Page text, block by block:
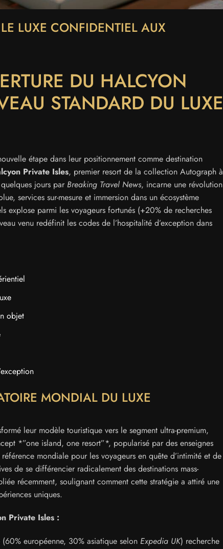
LUXE CONFIDENTIEL AUX
DU HALCYON
STANDARD DU LUXE
étape dans leur positionnement comme destination
Private Isles, premier resort de la collection Autograph à
jours par Breaking Travel News, incarne une révolution
services sur-mesure et immersion dans un écosystème
explose parmi les voyageurs fortunés (+20% de recherches
venu redéfinit les codes de l’hospitalité d’exception dans
objet
MONDIAL DU LUXE
leur modèle touristique vers le segment ultra-premium,
*”one island, one resort”*, popularisé par des enseignes
mondiale pour les voyageurs en quête d’intimité et de
de se différencier radicalement des destinations mass-
récemment, soulignant comment cette stratégie a attiré une
uniques.
Private Isles :
européenne, 30% asiatique selon Expedia UK) recherche